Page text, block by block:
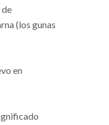
de
(los gunas
en